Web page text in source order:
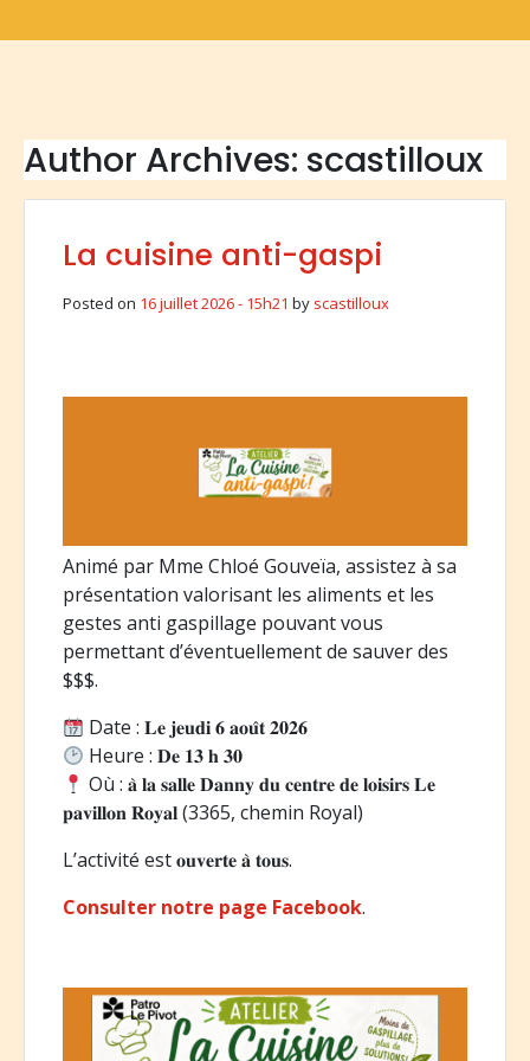
Author Archives: scastilloux
La cuisine anti-gaspi
Posted on 16 juillet 2026 - 15h21 by scastilloux
Animé par Mme Chloé Gouveïa, assistez à sa
présentation valorisant les aliments et les
gestes anti gaspillage pouvant vous
permettant d’éventuellement de sauver des
$$$.
Date : 𝐋𝐞 𝐣𝐞𝐮𝐝𝐢 𝟔 𝐚𝐨𝐮̂𝐭 𝟐𝟎𝟐𝟔
Heure : 𝐃𝐞 𝟏𝟑 𝐡 𝟑𝟎
Où : 𝐚̀ 𝐥𝐚 𝐬𝐚𝐥𝐥𝐞 𝐃𝐚𝐧𝐧𝐲 𝐝𝐮 𝐜𝐞𝐧𝐭𝐫𝐞 𝐝𝐞 𝐥𝐨𝐢𝐬𝐢𝐫𝐬 𝐋𝐞
𝐩𝐚𝐯𝐢𝐥𝐥𝐨𝐧 𝐑𝐨𝐲𝐚𝐥 (3365, chemin Royal)
L’activité est 𝐨𝐮𝐯𝐞𝐫𝐭𝐞 𝐚̀ 𝐭𝐨𝐮𝐬.
Consulter notre page Facebook.